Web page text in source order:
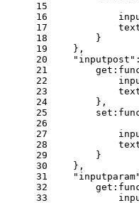
15
16
17
18
19
20
21
22
23
24
25
26
27
28
29
30
31
32
33
        }
    },
"inputpost"
get
        },
set
        }
    },
"inputparam"
get